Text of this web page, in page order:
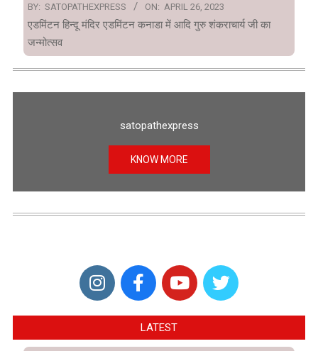
BY: SATOPATHEXPRESS ON: APRIL 26, 2023
एडमिंटन हिन्दू मंदिर एडमिंटन कनाडा में आदि गुरु शंकराचार्य जी का
जन्मोत्सव
satopathexpress
KNOW MORE
LATEST